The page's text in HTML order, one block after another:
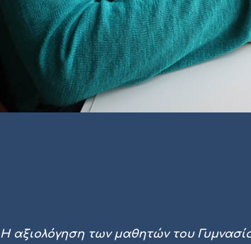
H αξιολόγηση των μαθητών του